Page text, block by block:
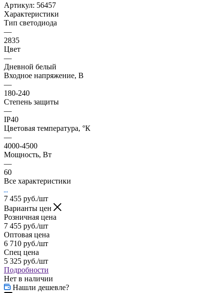
Артикул: 56457
Характеристики
Тип светодиода
—
2835
Цвет
—
Дневной белый
Входное напряжение, В
—
180-240
Степень защиты
—
IP40
Цветовая температура, °К
—
4000-4500
Мощность, Вт
—
60
Все характеристики
7 455 руб./шт
Варианты цен
Розничная цена
7 455 руб./шт
Оптовая цена
6 710 руб./шт
Спец цена
5 325 руб./шт
Подробности
Нет в наличии
Нашли дешевле?